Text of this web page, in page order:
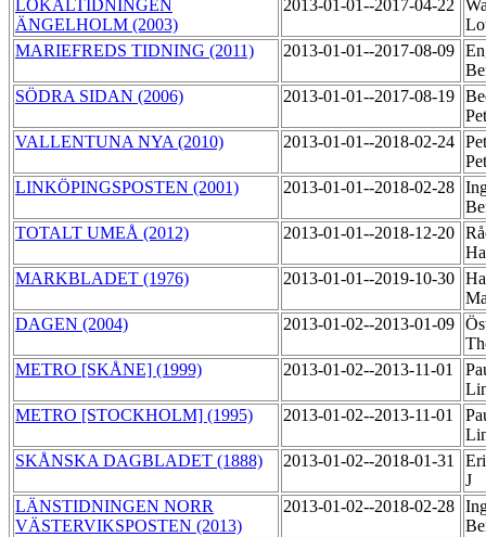
LOKALTIDNINGEN
ÄNGELHOLM (2003)
2013-01-01--2017-04-22
MARIEFREDS TIDNING (2011)
2013-01-01--2017-08-09
SÖDRA SIDAN (2006)
2013-01-01--2017-08-19
VALLENTUNA NYA (2010)
2013-01-01--2018-02-24
LINKÖPINGSPOSTEN (2001)
2013-01-01--2018-02-28
TOTALT UMEÅ (2012)
2013-01-01--2018-12-20
MARKBLADET (1976)
2013-01-01--2019-10-30
DAGEN (2004)
2013-01-02--2013-01-09
METRO [SKÅNE] (1999)
2013-01-02--2013-11-01
METRO [STOCKHOLM] (1995)
2013-01-02--2013-11-01
SKÅNSKA DAGBLADET (1888)
2013-01-02--2018-01-31
J
LÄNSTIDNINGEN NORR
VÄSTERVIKSPOSTEN (2013)
2013-01-02--2018-02-28